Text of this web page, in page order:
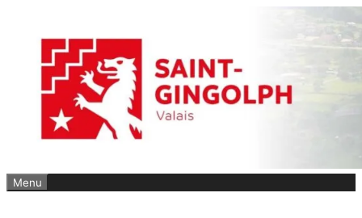
contenu
Menu